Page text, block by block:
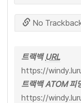
No
트랙백 URL
https://
트랙백 ATOM 피
https://